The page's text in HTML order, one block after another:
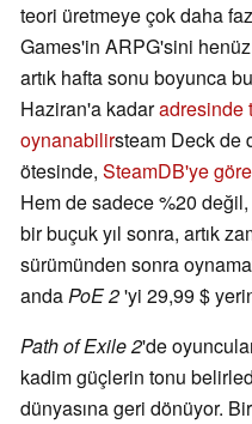
teori üretmeye çok daha
Games'in ARPG'sini
artık hafta sonu boyunca
Haziran'a kadaradresinde
oynanabilirsteam Deck de
ötesinde, SteamDB'ye
Hem de sadece %20
bir buçuk yıl sonra, artık
sürümünden sonra
andaPoE 2'yi 29,99 $
Path of Exile 2'de
kadim güçlerin tonu
dünyasına geri dönüyor.